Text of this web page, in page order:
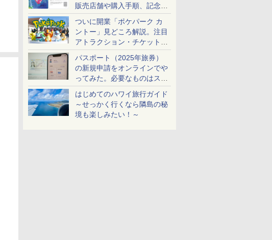
販売店舗や購入手順、記念チ
ケットも解説
ついに開業「ポケパーク カ
ントー」見どころ解説。注目
アトラクション・チケット手
配・来場前に必要な準備は？
パスポート（2025年旅券）
の新規申請をオンラインでや
ってみた。必要なものはスマ
ホとマイナカードのみ
はじめてのハワイ旅行ガイド
～せっかく行くなら隣島の秘
境も楽しみたい！～